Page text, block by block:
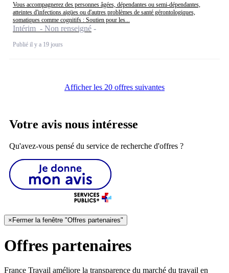
Vous accompagnerez des personnes âgées, dépendantes ou semi-dépendantes,
atteintes d'infections aigües ou d'autres problèmes de santé gérontologiques,
somatiques comme cognitifs : Soutien pour les...
Intérim - Non renseigné
Publié il y a 19 jours
Afficher les 20 offres suivantes
Votre avis nous intéresse
Qu'avez-vous pensé du service de recherche d'offres ?
×Fermer la fenêtre "Offres partenaires"
Offres partenaires
France Travail améliore la transparence du marché du travail en